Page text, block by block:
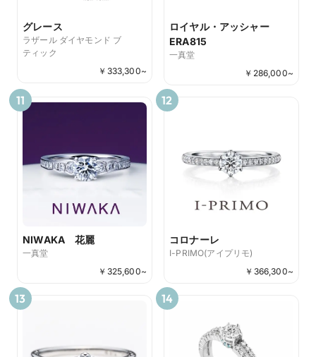
グレース
ラザール ダイヤモンド ブ
ティック
￥ 333,300~
ロイヤル・アッシャー
ERA815
一真堂
￥ 286,000~
NIWAKA 花麗
一真堂
￥ 325,600~
11
コロナーレ
I-PRIMO(アイプリモ)
￥ 366,300~
12
13 14